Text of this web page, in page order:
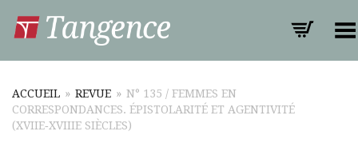
Toggle Menu
ACCUEIL » REVUE » N° 135 / FEMMES EN
CORRESPONDANCES. ÉPISTOLARITÉ ET AGENTIVITÉ
(XVIIE‑XVIIIE SIÈCLES)